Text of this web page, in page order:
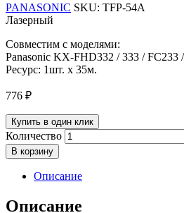
PANASONIC SKU: TFP-54A
Лазерный
Совместим с моделями:
Panasonic KX-FHD332 / 333 / FC233
Ресурс: 1шт. x 35м.
776 ₽
Купить в один клик
Количество
В корзину
Описание
Описание